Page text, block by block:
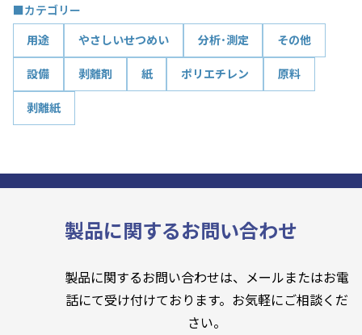
■カテゴリー
用途
やさしいせつめい 分析･測定 その他
設備 剥離剤 紙 ポリエチレン 原料
剥離紙
製品に関するお問い合わせ
製品に関するお問い合わせは、メールまたはお電
話にて受け付けております。お気軽にご相談くだ
さい。